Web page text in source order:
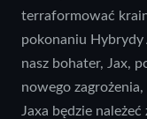
terraformować
pokonaniu Hybrydy
nasz bohater, Jax,
nowego
Jaxa będzie